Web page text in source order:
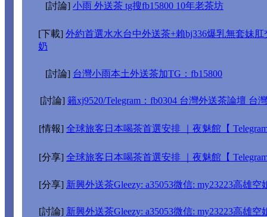
[討論] 小雨 外送茶 tg搜fb15800 10年老茶坊
[下載] 外約首選水水台中外送茶+賴bj336爆乳無套妹
奶
[討論] 台灣小雨本土外送茶加TG：fb15800
[討論] 籟xj9520/Telegram：fb0304 台灣外送茶論壇 台
[情報] 全球旅客日本喝茶首選安排 ｜夜魅館【
[分享] 全球旅客日本喝茶首選安排 ｜夜魅館【
[分享] 新興外送茶Gleezy: a35053微信: my23223高雄
[討論] 新興外送茶Gleezy: a35053微信: my23223高雄